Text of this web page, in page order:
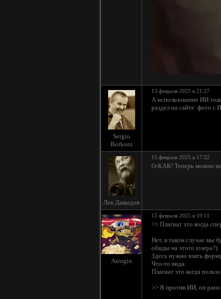
Sergio
Borkoni
13 февраля 2025 в 21:27
А использование ИИ
раздел на сайте фото с
Лев Давыдов
15 февраля 2025 в 17:32
О-КАК! Теперь можно
Asorgin
15 февраля 2025 в 19:11
>> Плагиат это когда
Нет, в таком случае мы
обиды на этого юзера?)
Здесь нужно взять
Что-то вида:
Плагиат это когда
>> Я против ИИ, он рано